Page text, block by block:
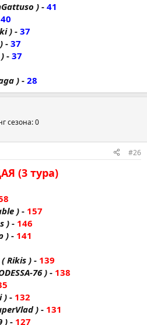
)- 41
40
) - 37
- 37
- 37
)- 28
сезона: 0
#26
(3 тура)
) - 157
) - 146
) - 141
( Rikis ) - 139
76 ) - 138
) - 132
)- 131
) - 127